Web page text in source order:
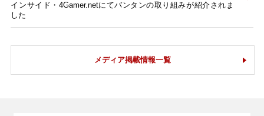
インサイド・4Gamer.netにてバンタンの取り組みが紹介されま
した
メディア掲載情報一覧